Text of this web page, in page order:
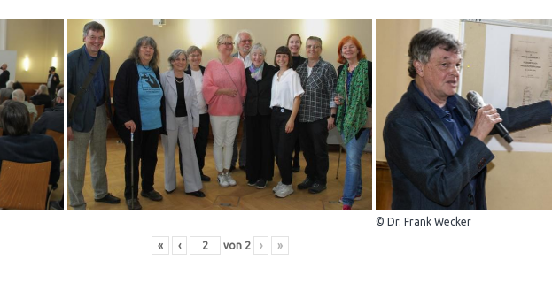
© Dr. Frank Wecker
« ‹ von 2 › »